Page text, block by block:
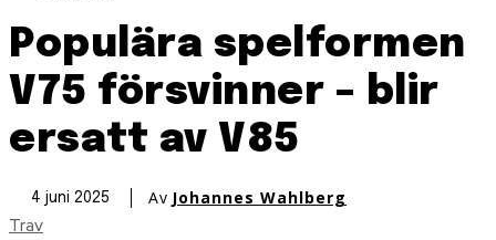
Populära spelformen
V75 försvinner – blir
ersatt av V85
4 juni 2025 Av Johannes Wahlberg
Trav